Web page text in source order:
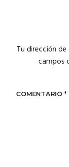
Tu dirección
campos
COMENTARIO *